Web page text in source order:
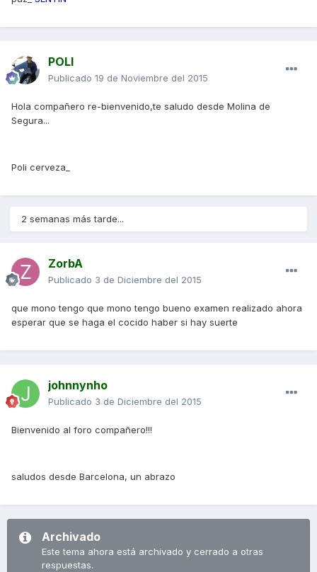
POLI
Publicado 19 de Noviembre del 2015
Hola compañero re-bienvenido,te saludo desde Molina de
Segura...
Poli cerveza_
2 semanas más tarde...
ZorbA
Publicado 3 de Diciembre del 2015
que mono tengo que mono tengo bueno examen realizado ahora
esperar que se haga el cocido haber si hay suerte
johnnynho
Publicado 3 de Diciembre del 2015
Bienvenido al foro compañero!!!
saludos desde Barcelona, un abrazo
Archivado
Este tema ahora está archivado y cerrado a otras
respuestas.